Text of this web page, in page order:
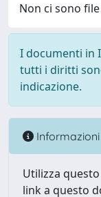
Non ci sono
I documenti in
tutti i diritti
indicazione.
Informazioni
Utilizza
link a questo